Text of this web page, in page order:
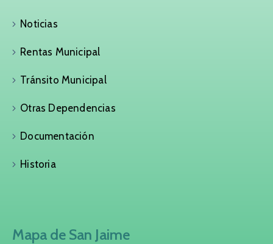
Noticias
Rentas Municipal
Tránsito Municipal
Otras Dependencias
Documentación
Historia
Mapa de San Jaime